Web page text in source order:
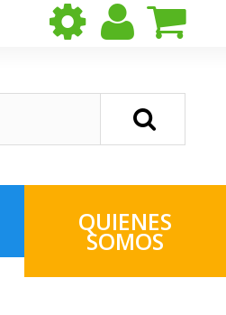
QUIENES
SOMOS